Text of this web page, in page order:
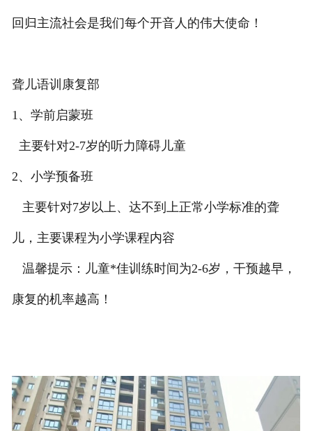
回归主流社会是我们每个开音人的伟大使命！
聋儿语训康复部
1、学前启蒙班
主要针对2-7岁的听力障碍儿童
2、小学预备班
主要针对7岁以上、达不到上正常小学标准的聋
儿，主要课程为小学课程内容
温馨提示：儿童*佳训练时间为2-6岁，干预越早，
康复的机率越高！